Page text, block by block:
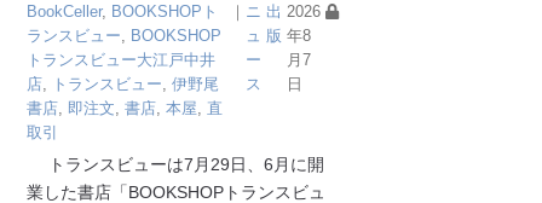
BookCeller, BOOKSHOPト
ランスビュー
BOOKSHOP
トランスビュー大江戸中井
店
トランスビュー ,伊野尾
書店 即注文 ,書店 ,本屋
直
取引
｜ ニ
ュ
ー
ス
出
版
2026
年8
月7
日
トランスビューは7月29日、6月に開
業した書店「BOOKSHOPトランスビュ